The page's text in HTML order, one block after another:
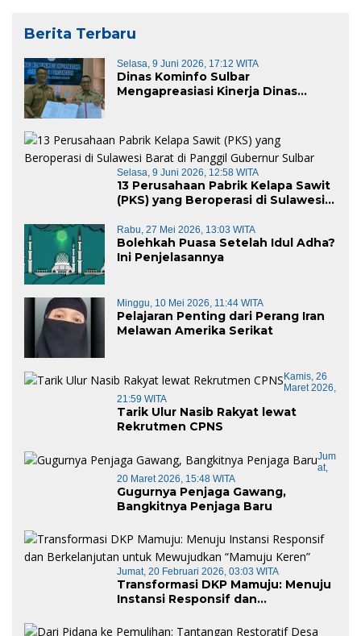
Berita Terbaru
Selasa, 9 Juni 2026, 17:12 WITA
Dinas Kominfo Sulbar
Mengapreasiasi Kinerja Dinas
Selasa, 9 Juni 2026, 12:58 WITA
13 Perusahaan Pabrik Kelapa Sawit
(PKS) yang Beroperasi di Sulawesi
Rabu, 27 Mei 2026, 13:03 WITA
Bolehkah Puasa Setelah Idul Adha?
Ini Penjelasannya
Minggu, 10 Mei 2026, 11:44 WITA
Pelajaran Penting dari Perang Iran
Melawan Amerika Serikat
Kamis, 26
Maret 2026,
21:59 WITA
Tarik Ulur Nasib Rakyat lewat
Rekrutmen CPNS
Jum
At,
20 Maret 2026, 15:48 WITA
Gugurnya Penjaga Gawang,
Bangkitnya Penjaga Baru
Jumat, 20 Februari 2026, 03:03 WITA
Transformasi DKP Mamuju: Menuju
Instansi Responsif dan
“Mamuju Keren”